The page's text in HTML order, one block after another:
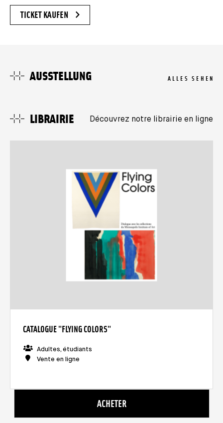
TICKET KAUFEN
AUSSTELLUNG ALLES SEHEN
LIBRAIRIE Découvrez notre librairie en ligne
CATALOGUE "FLYING COLORS"
Adultes, étudiants
Vente en ligne
ACHETER